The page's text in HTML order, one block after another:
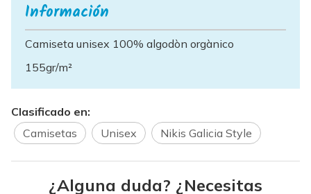
Información
Camiseta unisex 100% algodòn orgànico
155gr/m²
Clasificado en:
Camisetas
Unisex Nikis Galicia Style
¿Alguna duda? ¿Necesitas